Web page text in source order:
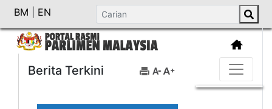
BM EN
Berita Terkini